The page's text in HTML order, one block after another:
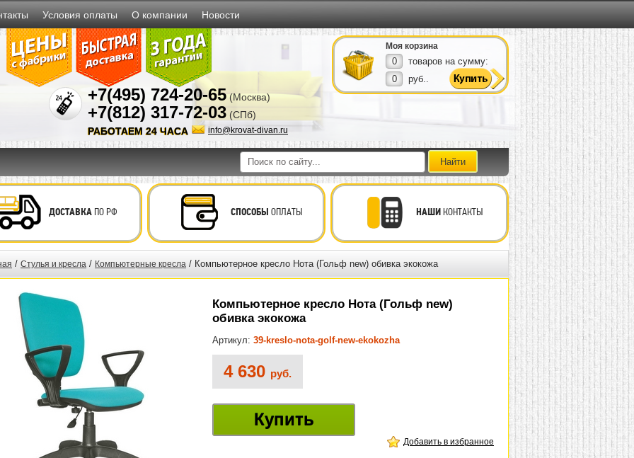
Условия оплаты О компании Новости
+7(495) 724-20-65 (Москва)
+7(812) 317-72-03 (СПб)
info@krovat-divan.ru
РАБОТАЕМ 24 ЧАСА
Моя корзина
0
товаров на сумму:
0
руб..
ДОСТАВКАПО РФ СПОСОБЫ ОПЛАТЫ НАШИКОНТАКТЫ
/ Стулья и кресла / Компьютерные кресла / Компьютерное кресло Нота (Гольф new) обивка экокожа
Компьютерное кресло Нота (Гольф new)
обивка экокожа
Артикул: 39-kreslo-nota-golf-new-ekokozha
4 630 руб.
Купить
Добавить в избранное